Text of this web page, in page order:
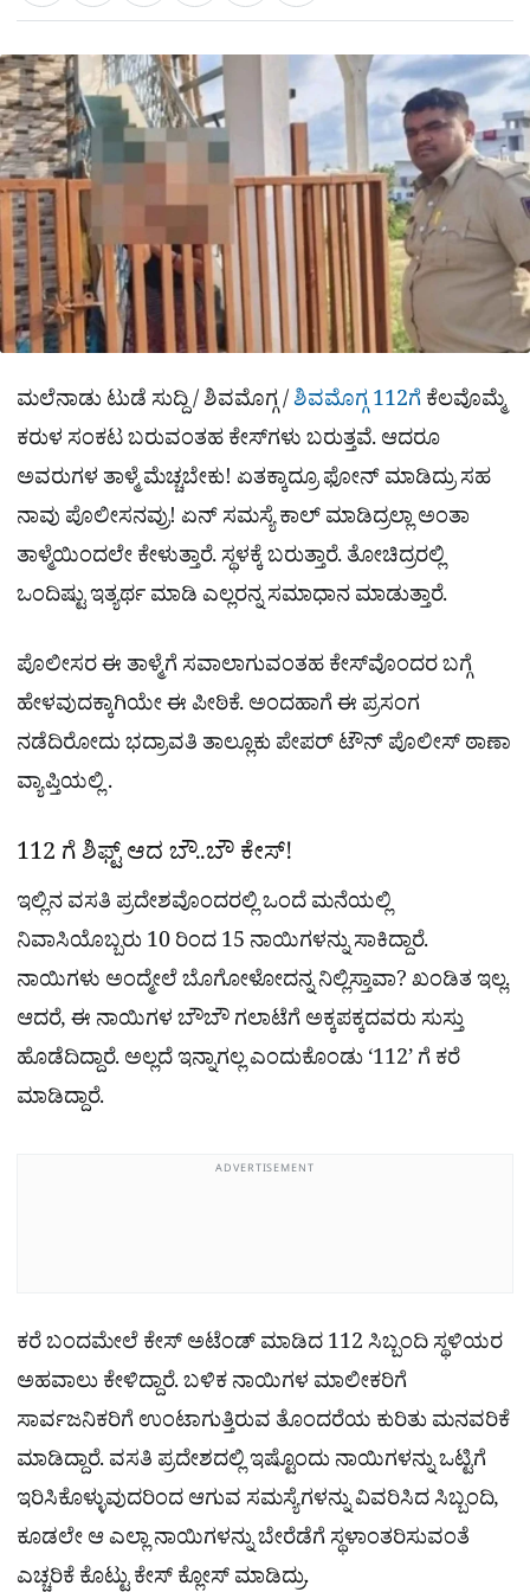
a
t
p
p
c
e
o
l
e
a
m
ಕ್
h
a
r
e
ಮಲೆನಾಡು ಟುಡೆ ಸುದ್ದಿ / ಶಿವಮೊಗ್ಗ /ಶಿವಮೊಗ್ಗ 112ಗೆಕೆಲವೊಮ್ಮೆ
ಕರುಳ ಸಂಕಟ ಬರುವಂತಹ ಕೇಸ್​ಗಳು ಬರುತ್ತವೆ. ಆದರೂ
ಅವರುಗಳ ತಾಳ್ಮೆ ಮೆಚ್ಚಬೇಕು! ಏತಕ್ಕಾದ್ರೂ ಫೋನ್ ಮಾಡಿದ್ರು ಸಹ
ನಾವು ಪೊಲೀಸನವ್ರು! ಏನ್​ ಸಮಸ್ಯೆ ಕಾಲ್ ಮಾಡಿದ್ರಲ್ಲಾ ಅಂತಾ
ತಾಳ್ಮೆಯಿಂದಲೇ ಕೇಳುತ್ತಾರೆ. ಸ್ಥಳಕ್ಕೆ ಬರುತ್ತಾರೆ. ತೋಚಿದ್ರರಲ್ಲಿ
ಒಂದಿಷ್ಟು ಇತ್ಯರ್ಥ ಮಾಡಿ ಎಲ್ಲರನ್ನ ಸಮಾಧಾನ ಮಾಡುತ್ತಾರೆ.
ಪೊಲೀಸರ ಈ ತಾಳ್ಮೆಗೆ ಸವಾಲಾಗುವಂತಹ ಕೇಸ್​ವೊಂದರ ಬಗ್ಗೆ
ಹೇಳವುದಕ್ಕಾಗಿಯೇ ಈ ಪೀಠಿಕೆ. ಅಂದಹಾಗೆ ಈ ಪ್ರಸಂಗ
ನಡೆದಿರೋದು ಭದ್ರಾವತಿ ತಾಲ್ಲೂಕು ಪೇಪರ್ ಟೌನ್ ಪೊಲೀಸ್ ಠಾಣಾ
ವ್ಯಾಪ್ತಿಯಲ್ಲಿ .
112 ಗೆ ಶಿಫ್ಟ್​ ಆದ ಬೌ..ಬೌ ಕೇಸ್!
ಇಲ್ಲಿನ ವಸತಿ ಪ್ರದೇಶವೊಂದರಲ್ಲಿ ಒಂದೆ ಮನೆಯಲ್ಲಿ
ನಿವಾಸಿಯೊಬ್ಬರು 10 ರಿಂದ 15 ನಾಯಿಗಳನ್ನು ಸಾಕಿದ್ದಾರೆ.
ನಾಯಿಗಳು ಅಂದ್ಮೇಲೆ ಬೊಗೋಳೋದನ್ನ ನಿಲ್ಲಿಸ್ತಾವಾ? ಖಂಡಿತ ಇಲ್ಲ.
ಆದರೆ, ಈ ನಾಯಿಗಳ ಬೌಬೌ ಗಲಾಟೆಗೆ ಅಕ್ಕಪಕ್ಕದವರು ಸುಸ್ತು
ಹೊಡೆದಿದ್ದಾರೆ. ಅಲ್ಲದೆ ಇನ್ನಾಗಲ್ಲ ಎಂದುಕೊಂಡು ‘112’ ಗೆ ಕರೆ
ಮಾಡಿದ್ದಾರೆ.
ADVERTISEMENT
ಕರೆ ಬಂದಮೇಲೆ ಕೇಸ್ ಅಟೆಂಡ್ ಮಾಡಿದ 112 ಸಿಬ್ಬಂದಿ ಸ್ಥಳಿಯರ
ಅಹವಾಲು ಕೇಳಿದ್ದಾರೆ. ಬಳಿಕ ನಾಯಿಗಳ ಮಾಲೀಕರಿಗೆ
ಸಾರ್ವಜನಿಕರಿಗೆ ಉಂಟಾಗುತ್ತಿರುವ ತೊಂದರೆಯ ಕುರಿತು ಮನವರಿಕೆ
ಮಾಡಿದ್ದಾರೆ. ವಸತಿ ಪ್ರದೇಶದಲ್ಲಿ ಇಷ್ಟೊಂದು ನಾಯಿಗಳನ್ನು ಒಟ್ಟಿಗೆ
ಇರಿಸಿಕೊಳ್ಳುವುದರಿಂದ ಆಗುವ ಸಮಸ್ಯೆಗಳನ್ನು ವಿವರಿಸಿದ ಸಿಬ್ಬಂದಿ,
ಕೂಡಲೇ ಆ ಎಲ್ಲಾ ನಾಯಿಗಳನ್ನು ಬೇರೆಡೆಗೆ ಸ್ಥಳಾಂತರಿಸುವಂತೆ
ಎಚ್ಚರಿಕೆ ಕೊಟ್ಟು ಕೇಸ್​ ಕ್ಲೋಸ್ ಮಾಡಿದ್ರು.